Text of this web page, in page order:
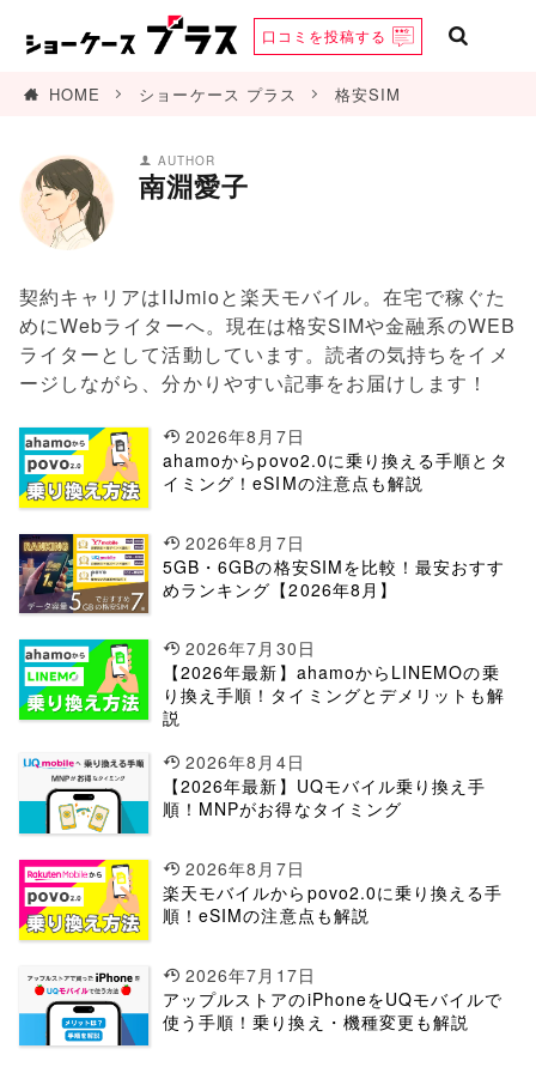
口コミを投稿する
HOME ショーケース プラス 格安SIM
AUTHOR
南淵愛子
契約キャリアはIIJmioと楽天モバイル。在宅で稼ぐた
めにWebライターへ。現在は格安SIMや金融系のWEB
ライターとして活動しています。読者の気持ちをイメ
ージしながら、分かりやすい記事をお届けします！
2026年8月7日
ahamoからpovo2.0に乗り換える手順とタ
イミング！eSIMの注意点も解説
2026年8月7日
5GB・6GBの格安SIMを比較！最安おすす
めランキング【2026年8月】
2026年7月30日
【2026年最新】ahamoからLINEMOの乗
り換え手順！タイミングとデメリットも解
説
2026年8月4日
【2026年最新】UQモバイル乗り換え手
順！MNPがお得なタイミング
2026年8月7日
楽天モバイルからpovo2.0に乗り換える手
順！eSIMの注意点も解説
2026年7月17日
アップルストアのiPhoneをUQモバイルで
使う手順！乗り換え・機種変更も解説